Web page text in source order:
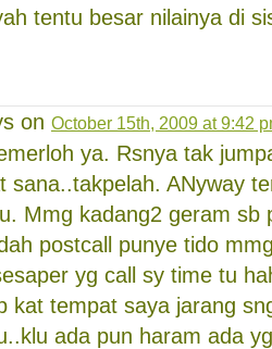
tentu besar nilainya di
on October 15th, 2009 at 9:42
ya. Rsnya tak
sana..takpelah. ANyway
Mmg kadang2 geram sb
postcall punye tido
yg call sy time tu
kat tempat saya jarang
ada pun haram ada